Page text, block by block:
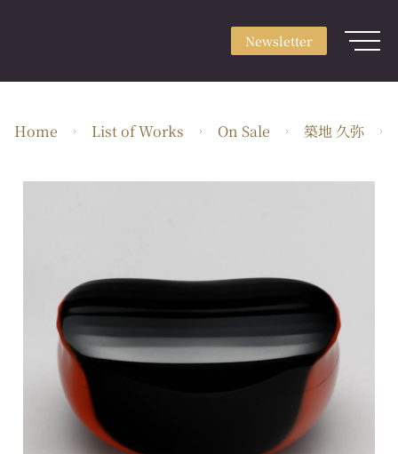
Newsletter
Use & Scene
Craft Type
Guide
EN・JPY
ARTerrace Inc.
2-2-1 Kyobashi, Chuo-ku, Tokyo 104-0031
About ARTerrace Privacy Policy
Home List of Works On Sale 築地 久弥